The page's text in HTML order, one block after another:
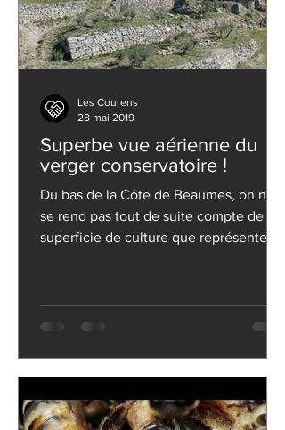
Superbe vue aérienne du
verger conservatoire !
Du bas de la Côte de Beaumes, on ne
se rend pas tout de suite compte de la
superficie de culture que représente
Les Courens
28 mai 2019